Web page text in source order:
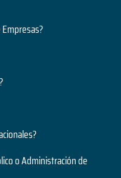
o Administración de